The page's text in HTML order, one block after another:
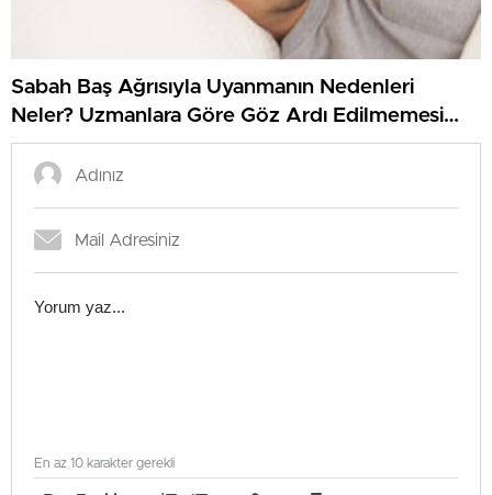
Sabah Baş Ağrısıyla Uyanmanın Nedenleri
Neler? Uzmanlara Göre Göz Ardı Edilmemesi
Gereken İşaretler
En az 10 karakter gerekli